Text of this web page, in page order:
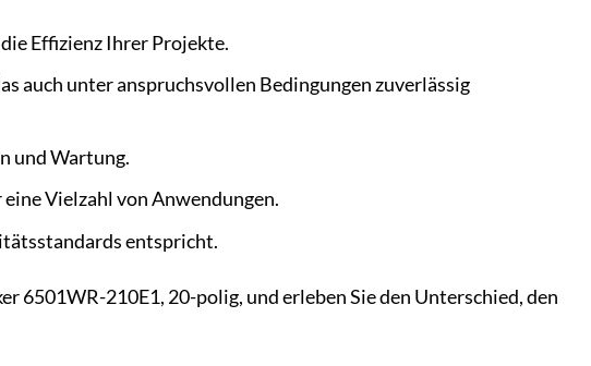
Effizienz Ihrer Projekte.
auch unter anspruchsvollen Bedingungen zuverlässig
und Wartung.
Vielzahl von Anwendungen.
entspricht.
6501WR-210E1, 20-polig, und erleben Sie den Unterschied, den